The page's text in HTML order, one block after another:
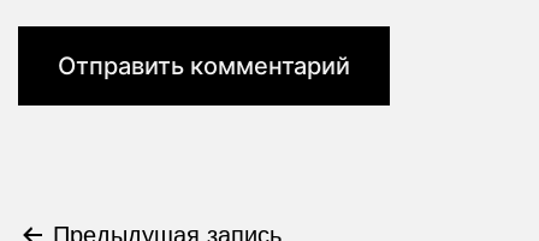
Предыдущая запись